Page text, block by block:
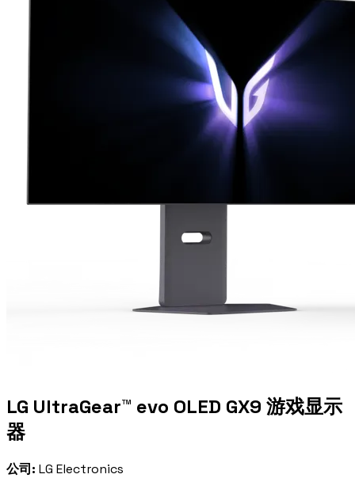
LG UltraGear™ evo OLED GX9 游戏显示
器
公司: LG Electronics